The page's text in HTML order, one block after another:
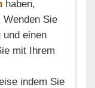
haben,
Wenden Sie
und einen
mit Ihrem
indem Sie